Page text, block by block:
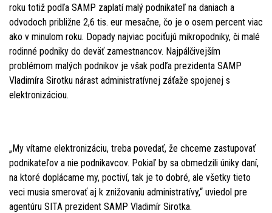
roku totiž podľa SAMP zaplatí malý podnikateľ na daniach a
odvodoch približne 2,6 tis. eur mesačne, čo je o osem percent viac
ako v minulom roku. Dopady najviac pociťujú mikropodniky, či malé
rodinné podniky do deväť zamestnancov. Najpálčivejším
problémom malých podnikov je však podľa prezidenta SAMP
Vladimíra Sirotku nárast administratívnej záťaže spojenej s
elektronizáciou.
„My vítame elektronizáciu, treba povedať, že chceme zastupovať
podnikateľov a nie podnikavcov. Pokiaľ by sa obmedzili úniky daní,
na ktoré doplácame my, poctiví, tak je to dobré, ale všetky tieto
veci musia smerovať aj k znižovaniu administratívy,“ uviedol pre
agentúru SITA prezident SAMP Vladimír Sirotka.